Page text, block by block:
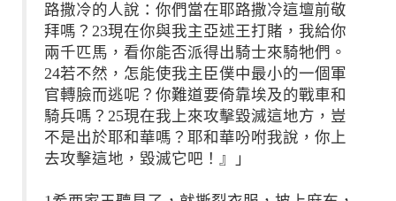
路撒冷的人說：你們當在耶路撒冷這壇前敬
拜嗎？23現在你與我主亞述王打賭，我給你
兩千匹馬，看你能否派得出騎士來騎牠們。
24若不然，怎能使我主臣僕中最小的一個軍
官轉臉而逃呢？你難道要倚靠埃及的戰車和
騎兵嗎？25現在我上來攻擊毀滅這地方，豈
不是出於耶和華嗎？耶和華吩咐我說，你上
去攻擊這地，毀滅它吧！』」